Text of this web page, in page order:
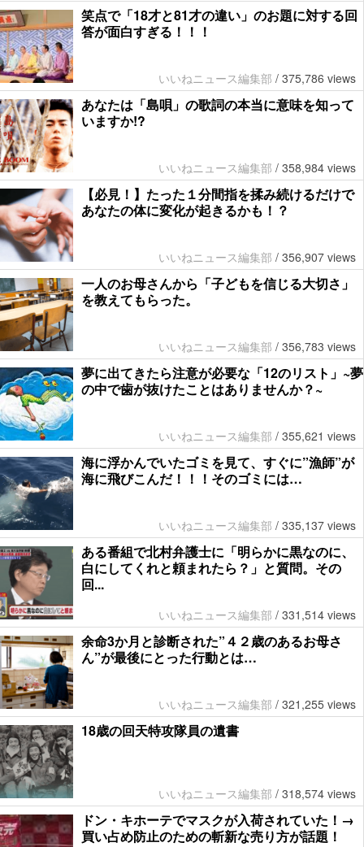
笑点で「18才と81才の違い」のお題に対する回
答が面白すぎる！！！
いいねニュース編集部 / 375,786 views
あなたは「島唄」の歌詞の本当に意味を知って
いますか!?
いいねニュース編集部 / 358,984 views
【必見！】たった１分間指を揉み続けるだけで
あなたの体に変化が起きるかも！？
いいねニュース編集部 / 356,907 views
一人のお母さんから「子どもを信じる大切さ」
を教えてもらった。
いいねニュース編集部 / 356,783 views
夢に出てきたら注意が必要な「12のリスト」~夢
の中で歯が抜けたことはありませんか？~
いいねニュース編集部 / 355,621 views
海に浮かんでいたゴミを見て、すぐに”漁師”が
海に飛びこんだ！！！そのゴミには…
いいねニュース編集部 / 335,137 views
ある番組で北村弁護士に「明らかに黒なのに、
白にしてくれと頼まれたら？」と質問。その
回...
いいねニュース編集部 / 331,514 views
余命3か月と診断された”４２歳のあるお母さ
ん”が最後にとった行動とは…
いいねニュース編集部 / 321,255 views
18歳の回天特攻隊員の遺書
いいねニュース編集部 / 318,574 views
ドン・キホーテでマスクが入荷されていた！→
買い占め防止のための斬新な売り方が話題！